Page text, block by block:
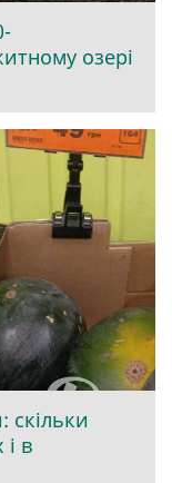
озері
скільки
в